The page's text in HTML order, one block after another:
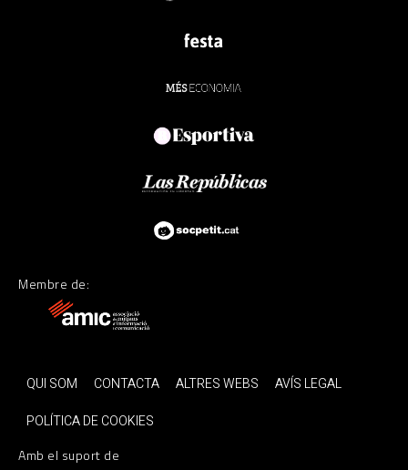
Membre de:
QUI SOM CONTACTA ALTRES WEBS
AVÍS LEGAL
POLÍTICA DE COOKIES
Amb el suport de